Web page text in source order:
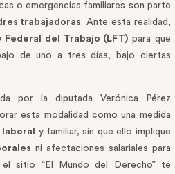
o emergencias familiares son parte
trabajadoras. Ante esta realidad,
Federal del Trabajo (LFT) para que
de uno a tres días, bajo ciertas
por la diputada Verónica Pérez
esta modalidad como una medida
laboral
y familiar, sin que ello implique
ni afectaciones salariales para
sitio “El Mundo del Derecho” te